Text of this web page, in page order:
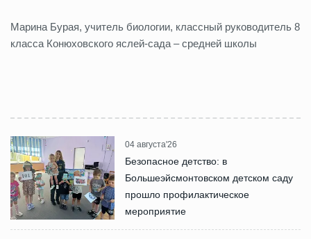
Марина Бурая, учитель биологии, классный руководитель 8
класса Конюховского яслей-сада – средней школы
04 августа'26
Безопасное детство: в
Большеэйсмонтовском детском саду
прошло профилактическое
мероприятие